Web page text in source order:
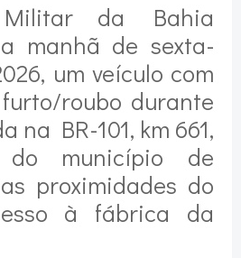
da Bahia
manhã de sexta-
um veículo com
roubo durante
na BR-101, km 661,
município de
proximidades do
à fábrica da